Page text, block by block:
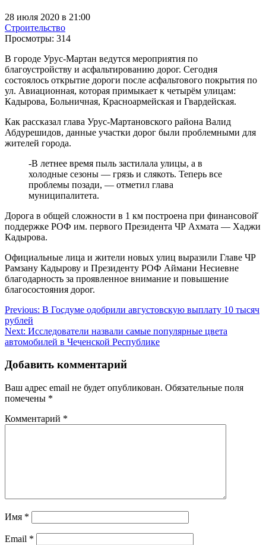
28 июля 2020 в 21:00
Строительство
Просмотры: 314
В городе Урус-Мартан ведутся мероприятия по
благоустройству и асфальтированию дорог. Сегодня
состоялось открытие дороги после асфальтового покрытия по
ул. Авиационная, которая примыкает к четырём улицам:
Кадырова, Больничная, Красноармейская и Гвардейская.
Как рассказал глава Урус-Мартановского района Валид
Абдурешидов, данные участки дорог были проблемными для
жителей города.
-В летнее время пыль застилала улицы, а в
холодные сезоны — грязь и слякоть. Теперь все
проблемы позади, — отметил глава
муниципалитета.
Дорога в общей сложности в 1 км построена при финансовой̆
поддержке РОФ им. первого Президента ЧР Ахмата — Хаджи
Кадырова.
Официальные лица и жители новых улиц выразили Главе ЧР
Рамзану Кадырову и Президенту РОФ Аймани Несиевне
благодарность за проявленное внимание и повышение
благосостояния дорог.
Навигация
по
записям
Previous: В Госдуме одобрили августовскую выплату 10 тысяч
рублей
Next: Исследователи назвали самые популярные цвета
автомобилей в Чеченской Республике
Добавить комментарий
Ваш адрес email не будет опубликован. Обязательные поля
помечены *
Комментарий *
Имя *
Email *